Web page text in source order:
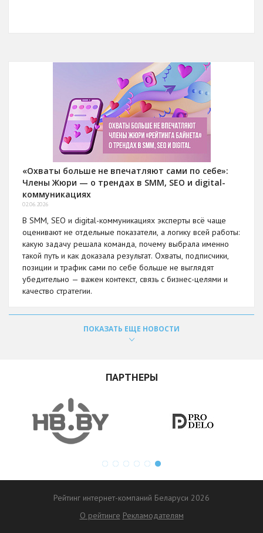
«Охваты больше не впечатляют сами по себе»:
Члены Жюри — о трендах в SMM, SEO и digital-
коммуникациях
02.06.2026
В SMM, SEO и digital-коммуникациях эксперты всё чаще
оценивают не отдельные показатели, а логику всей работы:
какую задачу решала команда, почему выбрала именно
такой путь и как доказала результат. Охваты, подписчики,
позиции и трафик сами по себе больше не выглядят
убедительно — важен контекст, связь с бизнес-целями и
качество стратегии.
ПОКАЗАТЬ ЕЩЕ НОВОСТИ
ПАРТНЕРЫ
Рейтинг интернет-компаний Беларуси 2026
О рейтинге Рекламодателям